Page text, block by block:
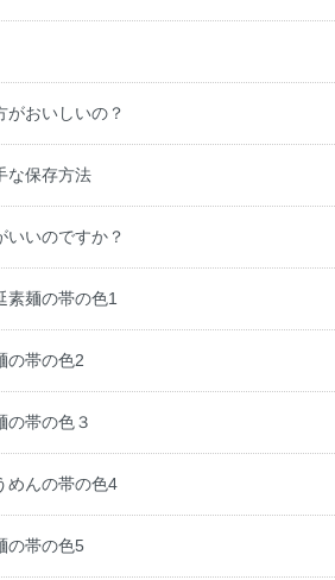
おいしいの？
な保存方法
いいのですか？
麺の帯の色1
の帯の色2
の帯の色３
めんの帯の色4
の帯の色5